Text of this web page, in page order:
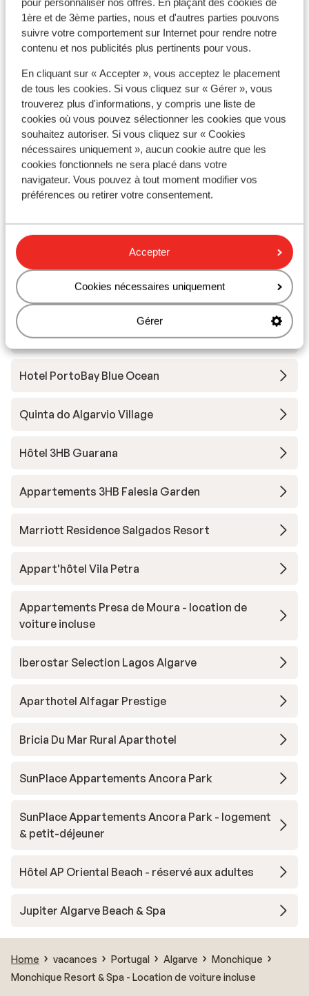
pour personnaliser nos offres. En plaçant des cookies de
1ère et de 3ème parties, nous et d'autres parties pouvons
suivre votre comportement sur Internet pour rendre notre
contenu et nos publicités plus pertinents pour vous.
En cliquant sur « Accepter », vous acceptez le placement
de tous les cookies. Si vous cliquez sur « Gérer », vous
trouverez plus d'informations, y compris une liste de
cookies où vous pouvez sélectionner les cookies que vous
souhaitez autoriser. Si vous cliquez sur « Cookies
nécessaires uniquement », aucun cookie autre que les
cookies fonctionnels ne sera placé dans votre
navigateur. Vous pouvez à tout moment modifier vos
préférences ou retirer votre consentement.
Accepter
Cookies nécessaires uniquement
Gérer
À proximité
Distance de la plage environ 22 kilomètres
Distance du centre-ville: environ 8 kilomètres
Dans une zone boisée
Distance de l'aéroport environ 80 kilomètres
Distance jusqu'au distributeur d'argent environ 8
mètres
Distance à la supérette la plus proche environ 8
Distance au restaurant le plus proche environ 8
kilomètres
Autres hébergements - Algarve
3HB Faro
Hotel PortoBay Blue Ocean
Quinta do Algarvio Village
Hôtel 3HB Guarana
Appartements 3HB Falesia Garden
Marriott Residence Salgados Resort
Appart'hôtel Vila Petra
Appartements Presa de Moura - location de
voiture incluse
Iberostar Selection Lagos Algarve
Aparthotel Alfagar Prestige
Bricia Du Mar Rural Aparthotel
SunPlace Appartements Ancora Park
SunPlace Appartements Ancora Park - logement
& petit-déjeuner
Hôtel AP Oriental Beach - réservé aux adultes
Jupiter Algarve Beach & Spa
Home vacances Portugal Algarve
Monchique
Monchique Resort & Spa - Location de voiture incluse